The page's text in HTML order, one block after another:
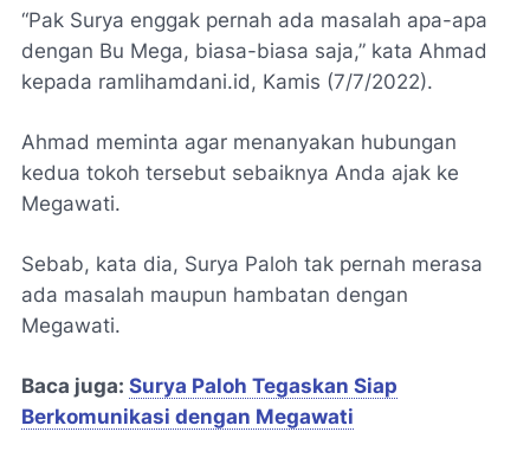
“Pak Surya enggak pernah ada masalah apa-apa
dengan Bu Mega, biasa-biasa saja,” kata Ahmad
kepada ramlihamdani.id, Kamis (7/7/2022).
Ahmad meminta agar menanyakan hubungan
kedua tokoh tersebut sebaiknya Anda ajak ke
Megawati.
Sebab, kata dia, Surya Paloh tak pernah merasa
ada masalah maupun hambatan dengan
Megawati.
Baca juga: Surya Paloh Tegaskan Siap
Berkomunikasi dengan Megawati